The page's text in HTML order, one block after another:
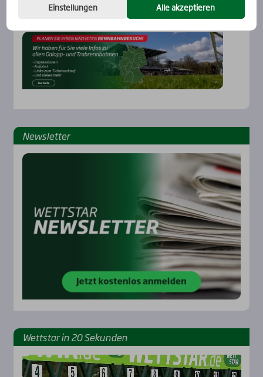
Rennbahnen
News­let­ter
Wett­star in 20 Sekun­den
Einstellungen Alle akzeptieren